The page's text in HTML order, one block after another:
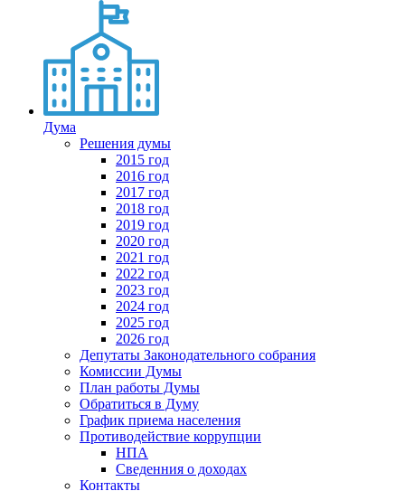
Дума
Решения думы
2015 год
2016 год
2017 год
2018 год
2019 год
2020 год
2021 год
2022 год
2023 год
2024 год
2025 год
2026 год
Депутаты Законодательного собрания
Комиссии Думы
План работы Думы
Обратиться в Думу
График приема населения
Противодействие коррупции
НПА
Сведенния о доходах
Контакты